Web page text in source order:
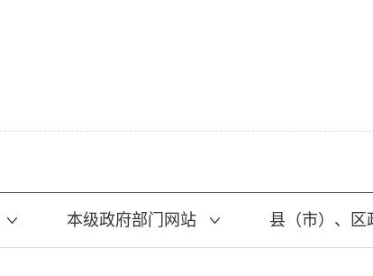
本级政府部门网站 县（市）、区